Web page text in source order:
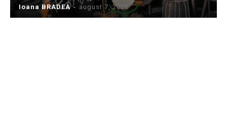
Ioana BRADEA - august 7, 2026